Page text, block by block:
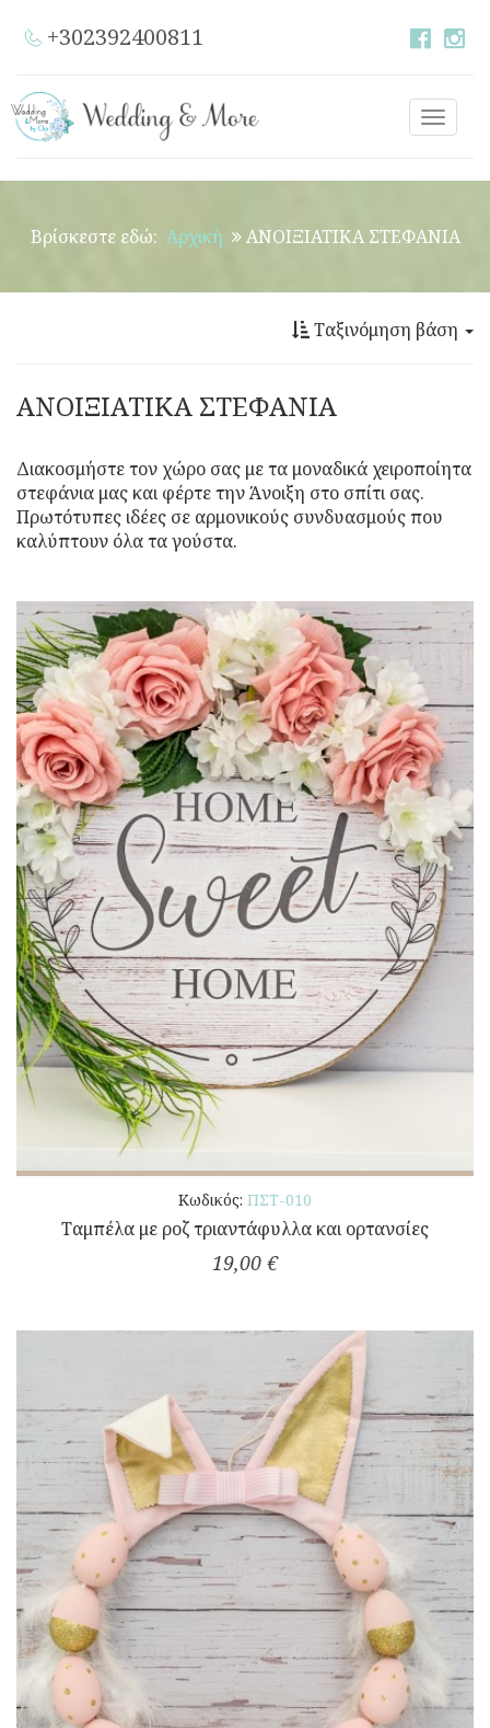
+302392400811
Toggle
Βρίσκεστε εδώ: Αρχική ΑΝΟΙΞΙΑΤΙΚΑ ΣΤΕΦΑΝΙΑ
Ταξινόμηση βάση
ΑΝΟΙΞΙΑΤΙΚΑ ΣΤΕΦΑΝΙΑ
Διακοσμήστε τον χώρο σας με τα μοναδικά χειροποίητα
στεφάνια μας και φέρτε την Άνοιξη στο σπίτι σας.
Πρωτότυπες ιδέες σε αρμονικούς συνδυασμούς που
καλύπτουν όλα τα γούστα.
Κωδικός: ΠΣΤ-010
Ταμπέλα με ροζ τριαντάφυλλα και ορτανσίες
19,00 €